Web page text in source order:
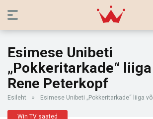
Esimese Unibeti
„Pokkeritarkade“
Rene Peterkopf
Esileht » Esimese Unibeti „Pokkeritarkade“ liiga
Win TV saated